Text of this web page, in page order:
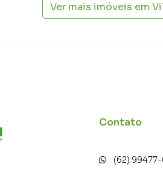
Ver mais imóveis em
Contato
(62)